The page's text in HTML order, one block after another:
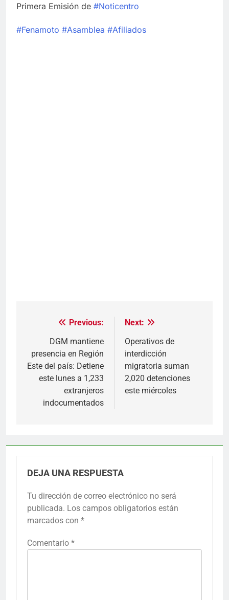
Primera Emisión de #Noticentro
#Fenamoto #Asamblea #Afiliados
Navegación
entradas
Previous:
DGM mantiene
presencia en Región
Este del país: Detiene
este lunes a 1,233
extranjeros
indocumentados
Next:
Operativos de
interdicción
migratoria suman
2,020 detenciones
este miércoles
DEJA UNA RESPUESTA
Tu dirección de correo electrónico no será
publicada. Los campos obligatorios están
marcados con *
Comentario *